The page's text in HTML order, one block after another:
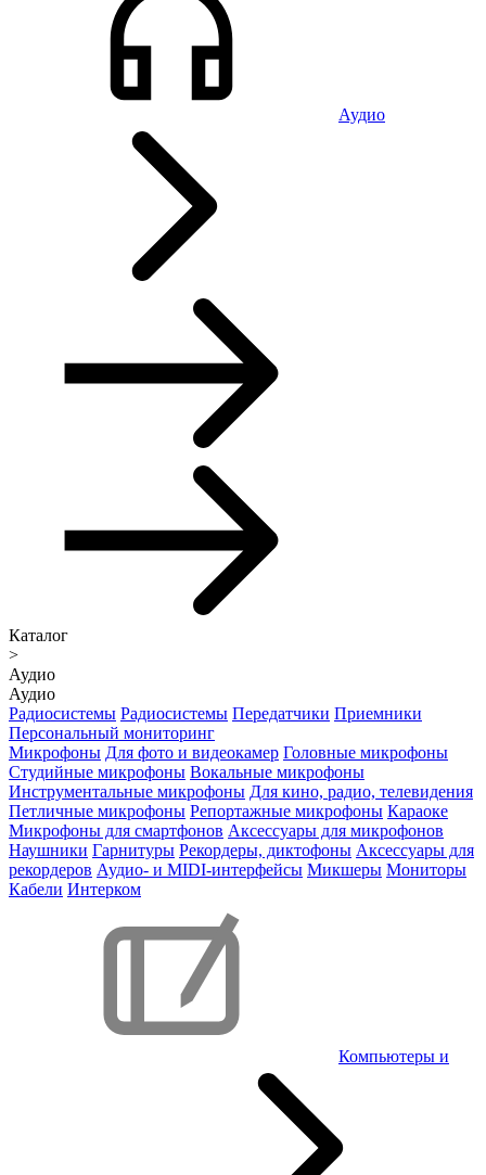
Аудио
Каталог
>
Аудио
Аудио
Радиосистемы Радиосистемы Передатчики Приемники
Персональный мониторинг
Микрофоны Для фото и видеокамер Головные микрофоны
Студийные микрофоны Вокальные микрофоны
Инструментальные микрофоны Для кино, радио, телевидения
Петличные микрофоны Репортажные микрофоны Караоке
Микрофоны для смартфонов Аксессуары для микрофонов
Наушники Гарнитуры Рекордеры, диктофоны Аксессуары для
рекордеров Аудио- и MIDI-интерфейсы Микшеры Мониторы
Кабели Интерком
Компьютеры и